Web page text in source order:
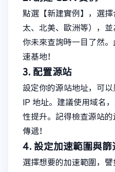
點選【新建實例】，選
太、北美、歐洲等），
你未來查詢時一目了然
速基地！
3. 配置源站
設定你的源站地址，可
IP 地址。建議使用域名
性提升。記得檢查源站
傳遞！
4. 設定加速範圍與篩
選擇想要的加速範圍，